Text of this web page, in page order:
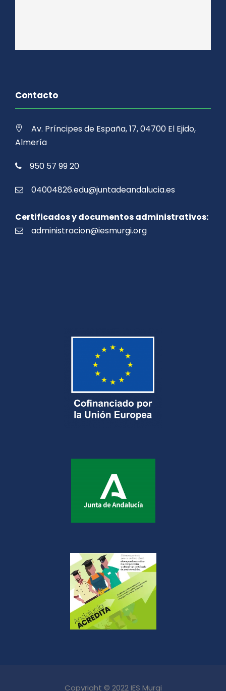
Contacto
Av. Príncipes de España, 17, 04700 El Ejido,
Almería
950 57 99 20
04004826.edu@juntadeandalucia.es
Certificados y documentos administrativos:
administracion@iesmurgi.org
Copyright © 2022 IES Murgi